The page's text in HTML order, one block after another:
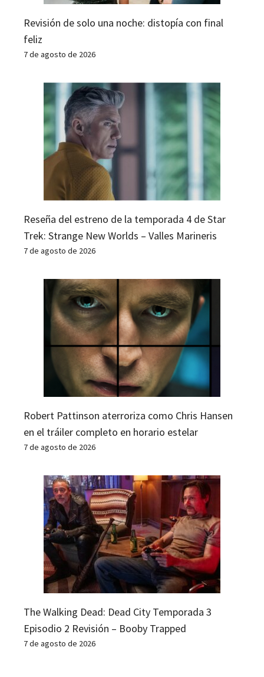
Revisión de solo una noche: distopía con final
feliz
7 de agosto de 2026
Reseña del estreno de la temporada 4 de Star
Trek: Strange New Worlds – Valles Marineris
7 de agosto de 2026
Robert Pattinson aterroriza como Chris Hansen
en el tráiler completo en horario estelar
7 de agosto de 2026
The Walking Dead: Dead City Temporada 3
Episodio 2 Revisión – Booby Trapped
7 de agosto de 2026